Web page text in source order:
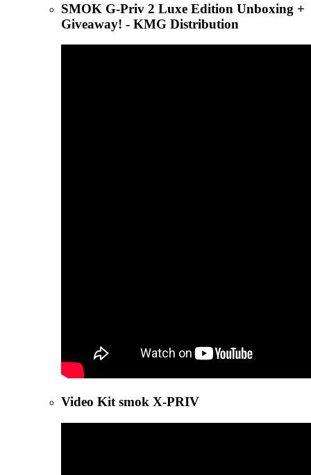
SMOK G-Priv 2 Luxe Edition Unboxing +
Giveaway! - KMG Distribution
Video Kit smok X-PRIV